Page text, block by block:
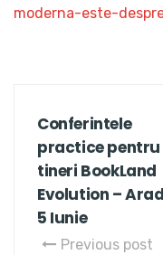
moderna-este-
Conferintele
practice pentru
tineri BookLand
Evolution – Arad
5 Iunie
Previous post